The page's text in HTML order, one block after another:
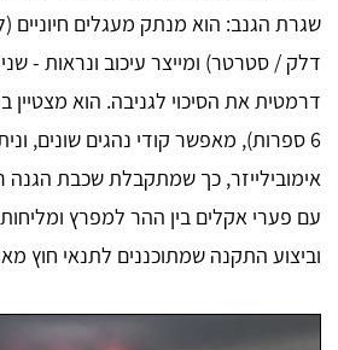
שגרת הגנב: הוא מנתק מעגלים
דלק / סטרטר) ומייצר עיכוב ונראות -
6 ספרות), מאפשר קודי נהגים שונים,
אימובילייזר, כך שמתקבלת שכבת
עם פערי אקלים בין ההר למפרץ ומליחות
וביצוע התקנה שמתוכננים לתנאי חוץ